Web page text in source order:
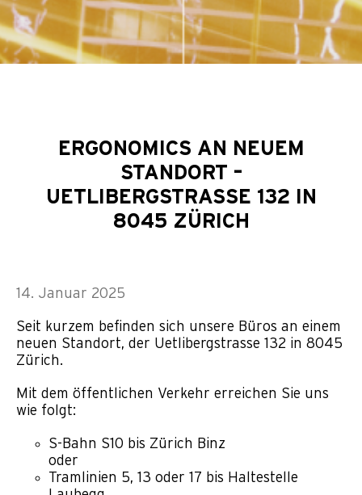
ERGONOMICS AN NEUEM
STANDORT –
UETLIBERGSTRASSE 132 IN
8045 ZÜRICH
14. Januar 2025
Seit kurzem befinden sich unsere Büros an einem
neuen Standort, der Uetlibergstrasse 132 in 8045
Zürich.
Mit dem öffentlichen Verkehr erreichen Sie uns
wie folgt:
S-Bahn S10 bis Zürich Binz
oder
Tramlinien 5, 13 oder 17 bis Haltestelle